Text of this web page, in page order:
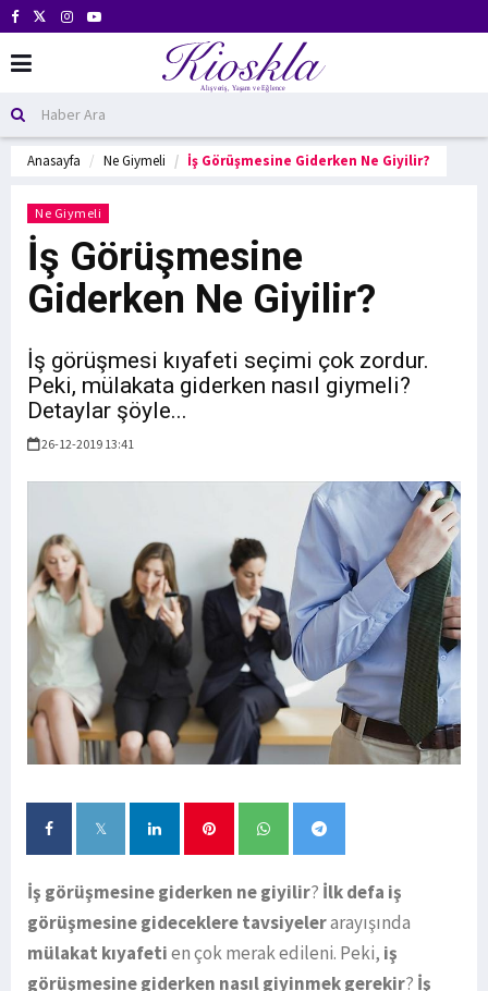
Anasayfa Ne Giymeli İş Görüşmesine Giderken Ne Giyilir?
Ne Giymeli
İş Görüşmesine
Giderken Ne Giyilir?
İş görüşmesi kıyafeti seçimi çok zordur.
Peki, mülakata giderken nasıl giymeli?
Detaylar şöyle...
26-12-2019 13:41
İş görüşmesine giderken ne giyilir? İlk defa iş
görüşmesine gideceklere tavsiyelerarayışında
mülakat kıyafetien çok merak edileni. Peki, iş
görüşmesine giderken nasıl giyinmek gerekir? İş